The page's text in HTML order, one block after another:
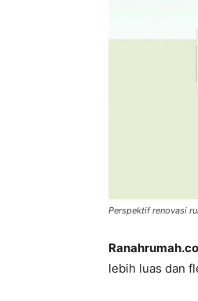
Perspektif renovasi
lebih luas dan